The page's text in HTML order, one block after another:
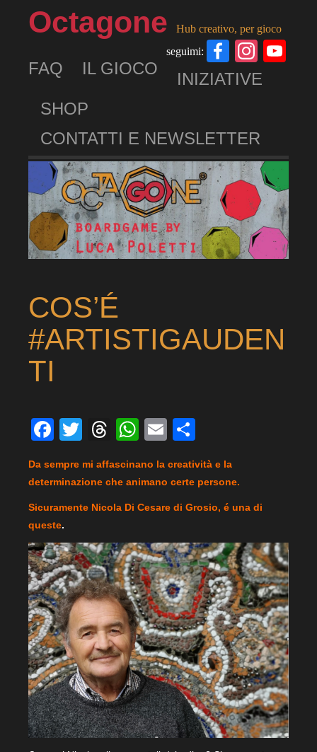
Octagone
Hub creativo, per gioco
seguimi:
Facebook
FAQ IL GIOCO
INIZIATIVE
SHOP
CONTATTI E NEWSLETTER
COS’É
#ARTISTIGAUDEN
TI
Facebook
TwitterThreads
WhatsApp
Email
Da sempre mi affascinano la creatività e la
determinazione che animano certe persone.
Sicuramente Nicola Di Cesare di Grosio, é una di
queste.